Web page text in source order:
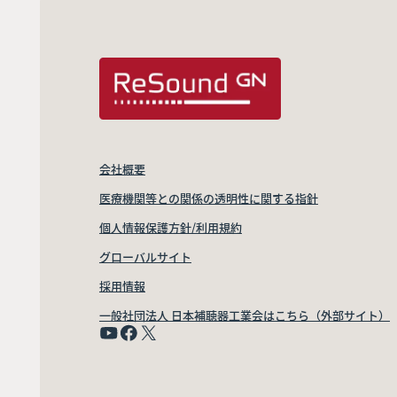
会社概要
医療機関等との関係の透明性に関する指針
個人情報保護方針/利用規約
グローバルサイト
採用情報
一般社団法人 日本補聴器工業会はこちら（外部サイト）